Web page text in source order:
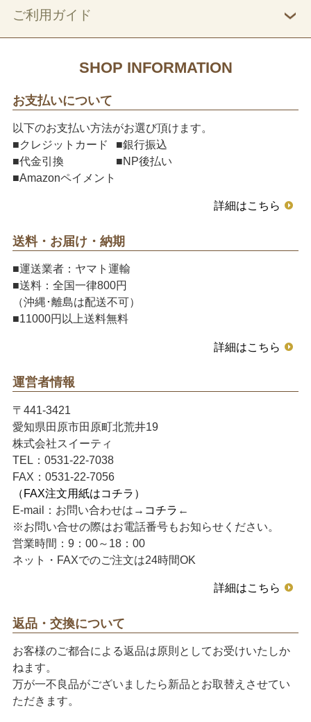
ご利用ガイド
SHOP INFORMATION
お支払いについて
以下のお支払い方法がお選び頂けます。
■クレジットカード
■銀行振込
■代金引換
■NP後払い
■Amazonペイメント
詳細はこちら
送料・お届け・納期
■運送業者：ヤマト運輸
■送料：全国一律800円
（沖縄･離島は配送不可）
■11000円以上送料無料
詳細はこちら
運営者情報
〒441-3421
愛知県田原市田原町北荒井19
株式会社スイーティ
TEL：0531-22-7038
FAX：0531-22-7056
（FAX注文用紙はコチラ）
E-mail：お問い合わせは→ コチラ ←
※お問い合せの際はお電話番号もお知らせください。
営業時間：9：00～18：00
ネット・FAXでのご注文は24時間OK
詳細はこちら
返品・交換について
お客様のご都合による返品は原則としてお受けいたしか
ねます。
万が一不良品がございましたら新品とお取替えさせてい
ただきます。